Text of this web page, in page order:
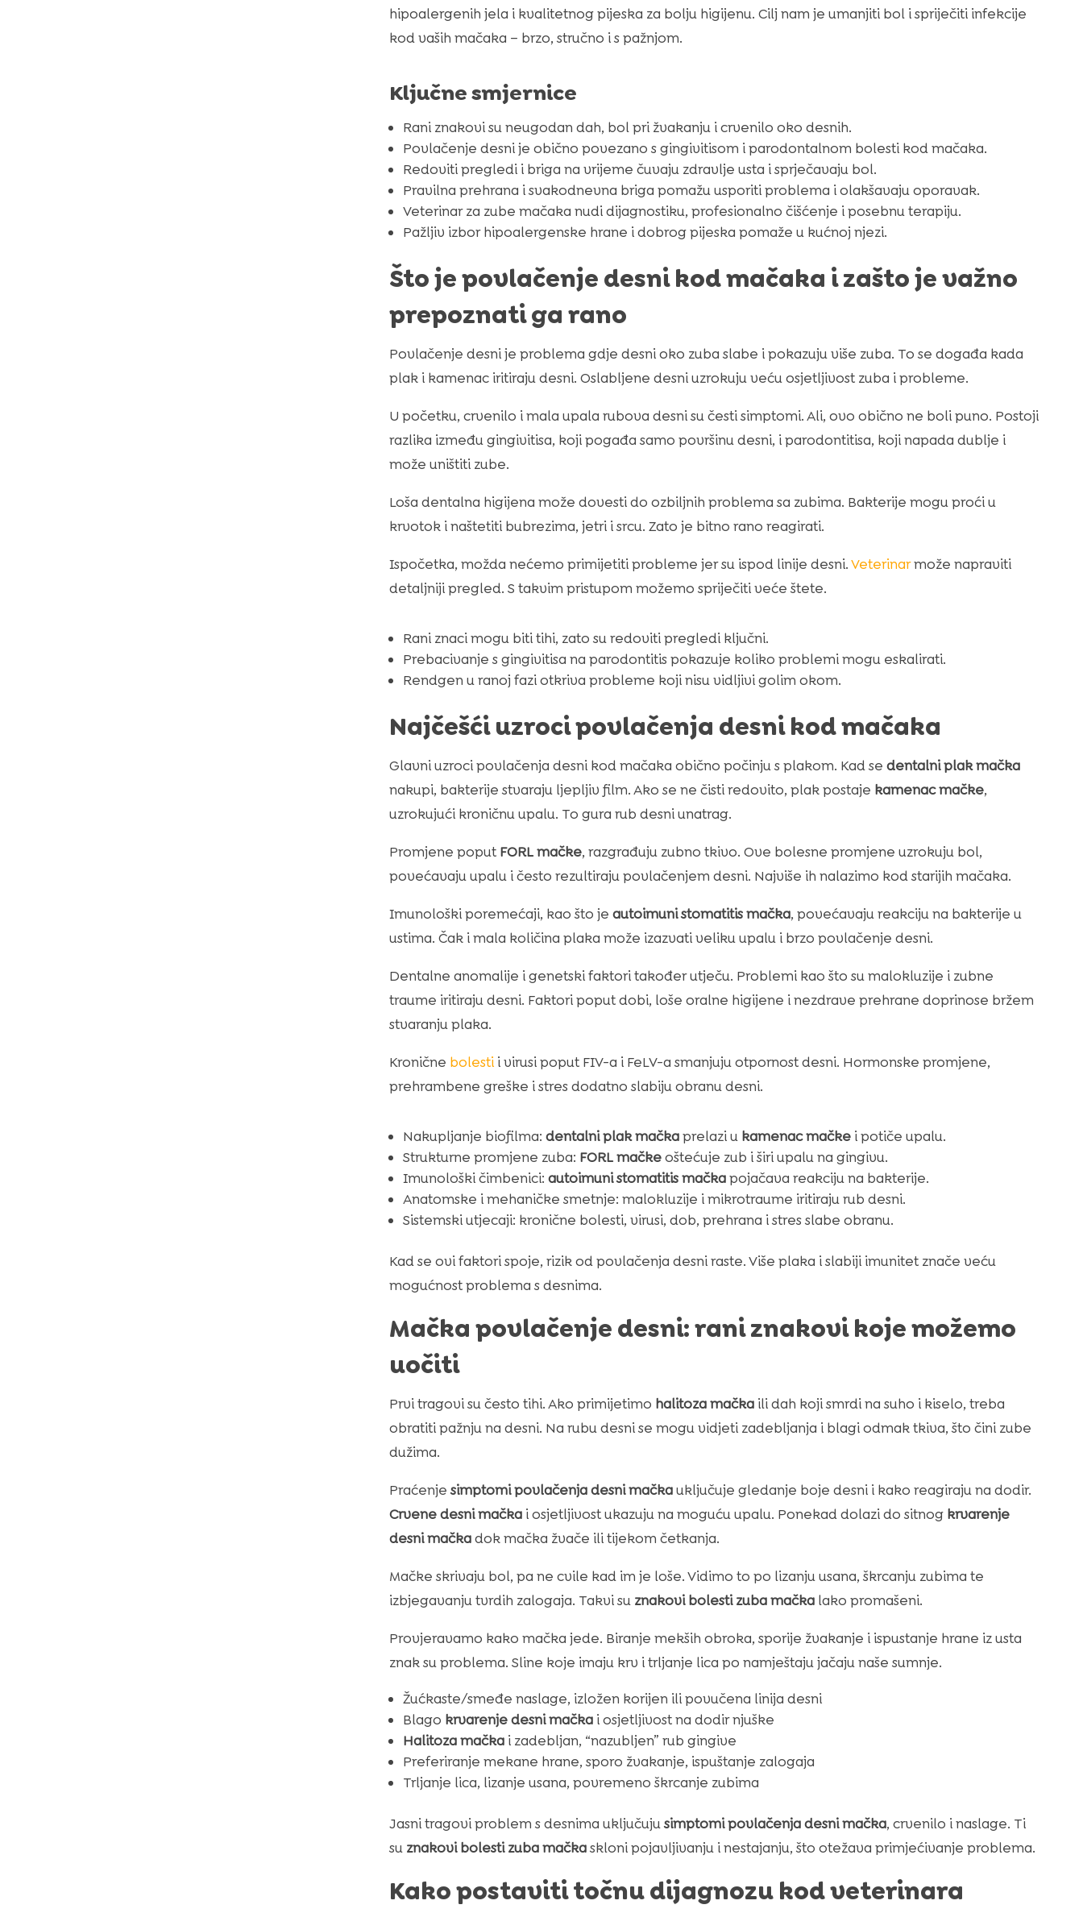
hipoalergenih jela i kvalitetnog pijeska za bolju higijenu. Cilj nam je umanjiti bol i spriječiti infekcije
kod vaših mačaka – brzo, stručno i s pažnjom.
Ključne smjernice
Rani znakovi su neugodan dah, bol pri žvakanju i crvenilo oko desnih.
Povlačenje desni je obično povezano s gingivitisom i parodontalnom bolesti kod mačaka.
Redoviti pregledi i briga na vrijeme čuvaju zdravlje usta i sprječavaju bol.
Pravilna prehrana i svakodnevna briga pomažu usporiti problema i olakšavaju oporavak.
Veterinar za zube mačaka nudi dijagnostiku, profesionalno čišćenje i posebnu terapiju.
Pažljiv izbor hipoalergenske hrane i dobrog pijeska pomaže u kućnoj njezi.
Što je povlačenje desni kod mačaka i zašto je važno
prepoznati ga rano
Povlačenje desni je problema gdje desni oko zuba slabe i pokazuju više zuba. To se događa kada
plak i kamenac iritiraju desni. Oslabljene desni uzrokuju veću osjetljivost zuba i probleme.
U početku, crvenilo i mala upala rubova desni su česti simptomi. Ali, ovo obično ne boli puno. Postoji
razlika između gingivitisa, koji pogađa samo površinu desni, i parodontitisa, koji napada dublje i
može uništiti zube.
Loša dentalna higijena može dovesti do ozbiljnih problema sa zubima. Bakterije mogu proći u
krvotok i naštetiti bubrezima, jetri i srcu. Zato je bitno rano reagirati.
Ispočetka, možda nećemo primijetiti probleme jer su ispod linije desni.Veterinarmože napraviti
detaljniji pregled. S takvim pristupom možemo spriječiti veće štete.
Rani znaci mogu biti tihi, zato su redoviti pregledi ključni.
Prebacivanje s gingivitisa na parodontitis pokazuje koliko problemi mogu eskalirati.
Rendgen u ranoj fazi otkriva probleme koji nisu vidljivi golim okom.
Najčešći uzroci povlačenja desni kod mačaka
Glavni uzroci povlačenja desni kod mačaka obično počinju s plakom. Kad se dentalni plak mačka
nakupi, bakterije stvaraju ljepljiv film. Ako se ne čisti redovito, plak postaje kamenac mačke,
uzrokujući kroničnu upalu. To gura rub desni unatrag.
Promjene poput FORL mačke, razgrađuju zubno tkivo. Ove bolesne promjene uzrokuju bol,
povećavaju upalu i često rezultiraju povlačenjem desni. Najviše ih nalazimo kod starijih mačaka.
Imunološki poremećaji, kao što je autoimuni stomatitis mačka, povećavaju reakciju na bakterije u
ustima. Čak i mala količina plaka može izazvati veliku upalu i brzo povlačenje desni.
Dentalne anomalije i genetski faktori također utječu. Problemi kao što su malokluzije i zubne
traume iritiraju desni. Faktori poput dobi, loše oralne higijene i nezdrave prehrane doprinose bržem
stvaranju plaka.
Kronične bolestii virusi poput FIV-a i FeLV-a smanjuju otpornost desni. Hormonske promjene,
prehrambene greške i stres dodatno slabiju obranu desni.
Nakupljanje biofilma: dentalni plak mačkaprelazi u kamenac mačkei potiče upalu.
Strukturne promjene zuba: FORL mačkeoštećuje zub i širi upalu na gingivu.
Imunološki čimbenici: autoimuni stomatitis mačkapojačava reakciju na bakterije.
Anatomske i mehaničke smetnje: malokluzije i mikrotraume iritiraju rub desni.
Sistemski utjecaji: kronične bolesti, virusi, dob, prehrana i stres slabe obranu.
Kad se ovi faktori spoje, rizik od povlačenja desni raste. Više plaka i slabiji imunitet znače veću
mogućnost problema s desnima.
Mačka povlačenje desni: rani znakovi koje možemo
uočiti
Prvi tragovi su često tihi. Ako primijetimo halitoza mačkaili dah koji smrdi na suho i kiselo, treba
obratiti pažnju na desni. Na rubu desni se mogu vidjeti zadebljanja i blagi odmak tkiva, što čini zube
dužima.
Praćenje simptomi povlačenja desni mačkauključuje gledanje boje desni i kako reagiraju na dodir.
Crvene desni mačkai osjetljivost ukazuju na moguću upalu. Ponekad dolazi do sitnog krvarenje
desni mačkadok mačka žvače ili tijekom četkanja.
Mačke skrivaju bol, pa ne cvile kad im je loše. Vidimo to po lizanju usana, škrcanju zubima te
izbjegavanju tvrdih zalogaja. Takvi su znakovi bolesti zuba mačkalako promašeni.
Provjeravamo kako mačka jede. Biranje mekših obroka, sporije žvakanje i ispustanje hrane iz usta
znak su problema. Sline koje imaju krv i trljanje lica po namještaju jačaju naše sumnje.
Žućkaste/smeđe naslage, izložen korijen ili povučena linija desni
Blago krvarenje desni mačkai osjetljivost na dodir njuške
Halitoza mačkai zadebljan, “nazubljen” rub gingive
Preferiranje mekane hrane, sporo žvakanje, ispuštanje zalogaja
Trljanje lica, lizanje usana, povremeno škrcanje zubima
Jasni tragovi problem s desnima uključujusimptomi povlačenja desni mačka, crvenilo i naslage. Ti
su znakovi bolesti zuba mačkaskloni pojavljivanju i nestajanju, što otežava primjećivanje problema.
Kako postaviti točnu dijagnozu kod veterinara